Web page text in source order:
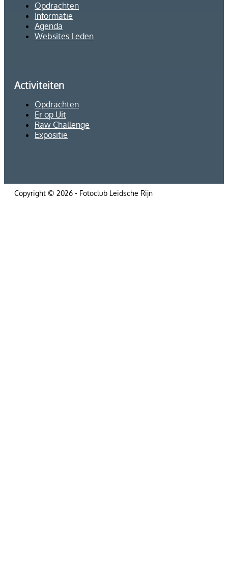
Opdrachten
Informatie
Agenda
Websites Leden
Activiteiten
Opdrachten
Er op Uit
Raw Challenge
Expositie
Copyright © 2026 - Fotoclub Leidsche Rijn